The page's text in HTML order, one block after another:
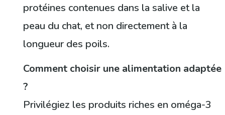
protéines contenues dans la salive et la
peau du chat, et non directement à la
longueur des poils.
Comment choisir une alimentation adaptée
?
Privilégiez les produits riches en oméga-3